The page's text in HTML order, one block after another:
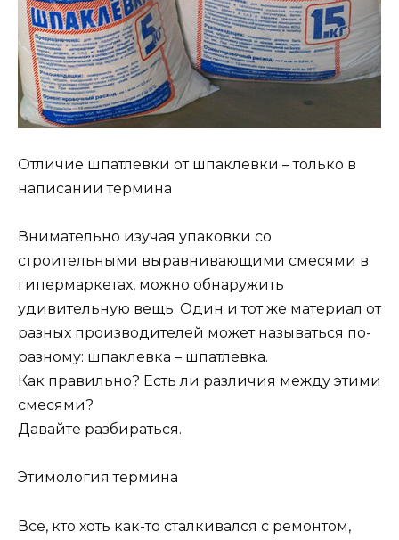
Отличие шпатлевки от шпаклевки – только в
написании термина
Внимательно изучая упаковки со
строительными выравнивающими смесями в
гипермаркетах, можно обнаружить
удивительную вещь. Один и тот же материал от
разных производителей может называться по-
разному: шпаклевка – шпатлевка.
Как правильно? Есть ли различия между этими
смесями?
Давайте разбираться.
Этимология термина
Все, кто хоть как-то сталкивался с ремонтом,